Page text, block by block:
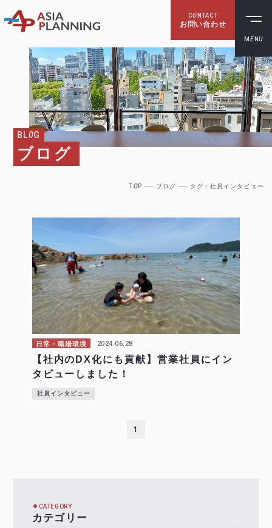
CO NTACT
お問い合わせ
M E NU
BL0G
ブログ
TOP ブログ タグ：社員インタビュー
日常・職場環境 2024.06.28
【社内のDX化にも貢献】営業社員にイン
タビューしました！
社員インタビュー
1
CATEGORY
カテゴリー